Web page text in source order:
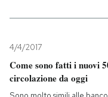
Mondo
Tecnologia
Internet
4/4/2017
Come sono fatti i nuovi
circolazione da oggi